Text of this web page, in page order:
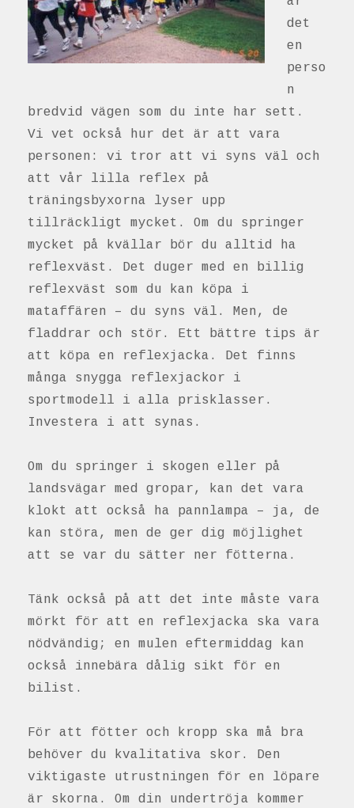
det
en
perso
n
bredvid vägen som du inte har sett.
Vi vet också hur det är att vara
personen: vi tror att vi syns väl och
att vår lilla reflex på
träningsbyxorna lyser upp
tillräckligt mycket. Om du springer
mycket på kvällar bör du alltid ha
reflexväst. Det duger med en billig
reflexväst som du kan köpa i
mataffären – du syns väl. Men, de
fladdrar och stör. Ett bättre tips är
att köpa en reflexjacka. Det finns
många snygga reflexjackor i
sportmodell i alla prisklasser.
Investera i att synas.
Om du springer i skogen eller på
landsvägar med gropar, kan det vara
klokt att också ha pannlampa – ja, de
kan störa, men de ger dig möjlighet
att se var du sätter ner fötterna.
Tänk också på att det inte måste vara
mörkt för att en reflexjacka ska vara
nödvändig; en mulen eftermiddag kan
också innebära dålig sikt för en
bilist.
För att fötter och kropp ska må bra
behöver du kvalitativa skor. Den
viktigaste utrustningen för en löpare
är skorna. Om din undertröja kommer